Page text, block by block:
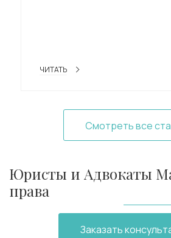
ЧИТАТЬ
Смотреть все
Юристы и Адвокаты
права
Заказать